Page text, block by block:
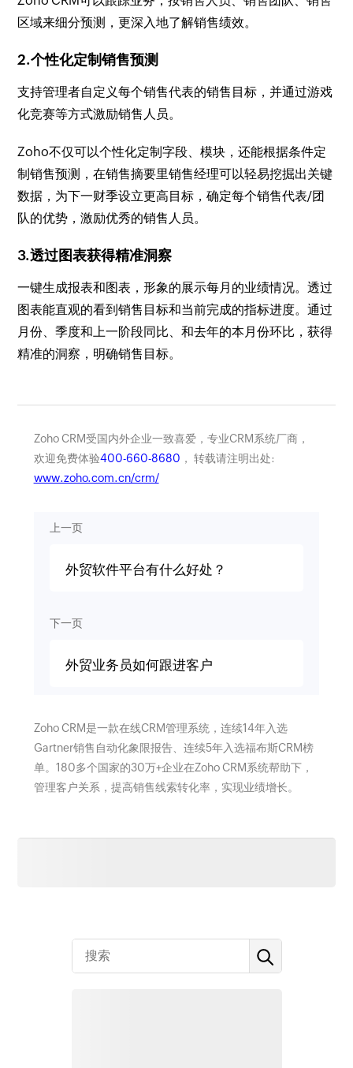
区域来细分预测，更深入地了解销售绩效。
2.个性化定制销售预测
支持管理者自定义每个销售代表的销售目标，并通过游戏
化竞赛等方式激励销售人员。
Zoho不仅可以个性化定制字段、模块，还能根据条件定
制销售预测，在销售摘要里销售经理可以轻易挖掘出关键
数据，为下一财季设立更高目标，确定每个销售代表/团
队的优势，激励优秀的销售人员。
3.透过图表获得精准洞察
一键生成报表和图表，形象的展示每月的业绩情况。透过
图表能直观的看到销售目标和当前完成的指标进度。通过
月份、季度和上一阶段同比、和去年的本月份环比，获得
精准的洞察，明确销售目标。
Zoho CRM受国内外企业一致喜爱，专业CRM系统厂商，
欢迎免费体验400-660-8680 ， 转载请注明出处:
www.zoho.com.cn/crm/
上一页
外贸软件平台有什么好处？
下一页
外贸业务员如何跟进客户
Zoho CRM是一款在线CRM管理系统，连续14年入选
Gartner销售自动化象限报告、连续5年入选福布斯CRM榜
单。180多个国家的30万+企业在Zoho CRM系统帮助下，
管理客户关系，提高销售线索转化率，实现业绩增长。